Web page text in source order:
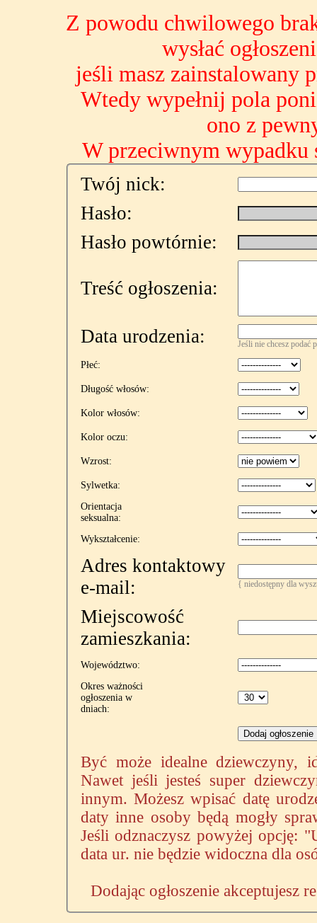
Z powodu chwilowego
wysłać
jeśli masz zainstalowany
Wtedy wypełnij pola
ono z
W przeciwnym wypadku
Twój nick:
Hasło:
Hasło powtórnie:
Treść ogłoszenia:
Data urodzenia: Jeśli nie chcesz podać
Płeć:
Długość włosów:
Kolor włosów:
Kolor oczu:
Wzrost:
Sylwetka:
Orientacja
seksualna:
Wykształcenie:
Adres kontaktowy
e-mail:
{ niedostępny dla
Miejscowość
zamieszkania:
Województwo:
Okres ważności
ogłoszenia w
dniach:
Być może idealne dziewczyny,
Nawet jeśli jesteś super
innym. Możesz wpisać datę
daty inne osoby będą mogły
Jeśli odznaczysz powyżej opcję:
data ur. nie będzie widoczna dla
Dodając ogłoszenie akceptujesz